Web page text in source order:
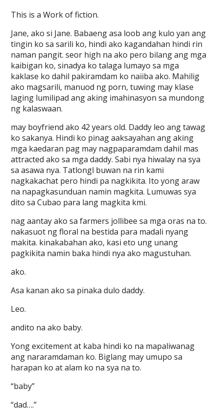
This is a Work of fiction.
Jane, ako si Jane. Babaeng asa loob ang kulo yan ang
tingin ko sa sarili ko, hindi ako kagandahan hindi rin
naman pangit. seor high na ako pero bilang ang mga
kaibigan ko, sinadya ko talaga lumayo sa mga
kaklase ko dahil pakiramdam ko naiiba ako. Mahilig
ako magsarili, manuod ng porn, tuwing may klase
laging lumilipad ang aking imahinasyon sa mundong
ng kalaswaan.
may boyfriend ako 42 years old. Daddy leo ang tawag
ko sakanya. Hindi ko pinag aaksayahan ang aking
mga kaedaran pag may nagpaparamdam dahil mas
attracted ako sa mga daddy. Sabi nya hiwalay na sya
sa asawa nya. Tatlongl buwan na rin kami
nagkakachat pero hindi pa nagkikita. Ito yong araw
na napagkasunduan namin magkita. Lumuwas sya
dito sa Cubao para lang magkita kmi.
nag aantay ako sa farmers jollibee sa mga oras na to.
nakasuot ng floral na bestida para madali nyang
makita. kinakabahan ako, kasi eto ung unang
pagkikita namin baka hindi nya ako magustuhan.
ako.
Asa kanan ako sa pinaka dulo daddy.
Leo.
andito na ako baby.
Yong excitement at kaba hindi ko na mapaliwanag
ang nararamdaman ko. Biglang may umupo sa
harapan ko at alam ko na sya na to.
“baby”
“dad….”